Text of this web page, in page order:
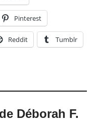
Pinterest
Reddit Tumblr
Déborah F.